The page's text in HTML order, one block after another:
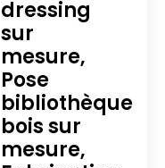
dressing
sur
mesure,
Pose
bibliothèque
bois sur
mesure,